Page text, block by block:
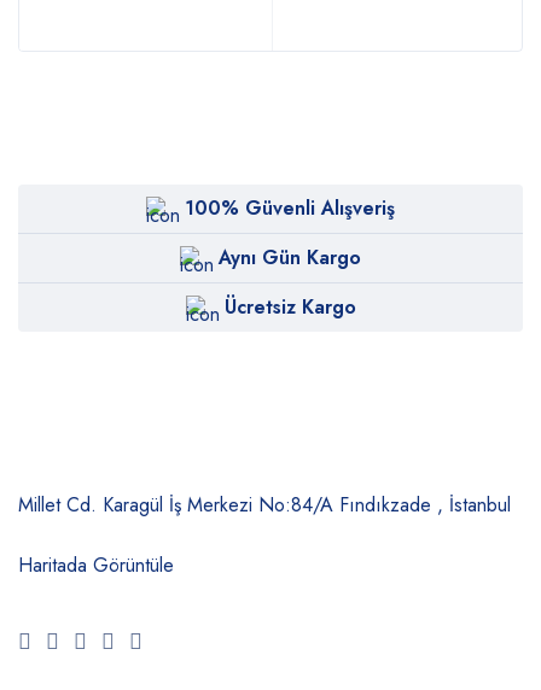
100% Güvenli Alışveriş
Aynı Gün Kargo
Ücretsiz Kargo
Millet Cd. Karagül İş Merkezi No:84/A Fındıkzade , İstanbul
Haritada Görüntüle